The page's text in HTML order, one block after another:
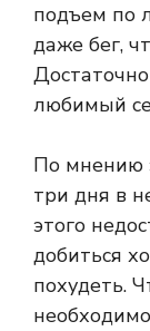
подъем по
даже бег,
любимый
По мнению
три дня в
этого
добиться
похудеть.